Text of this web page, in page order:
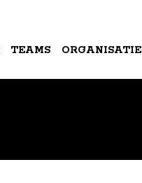
TEAMS ORGANISATIE